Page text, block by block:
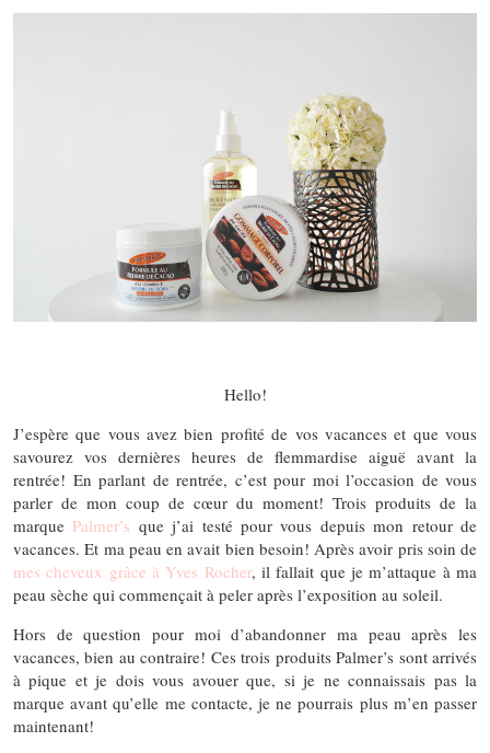
Hello!
J’espère que vous avez bien profité de vos vacances et que vous
savourez vos dernières heures de flemmardise aiguë avant la
rentrée! En parlant de rentrée, c’est pour moi l’occasion de vous
parler de mon coup de cœur du moment! Trois produits de la
marque Palmer’s que j’ai testé pour vous depuis mon retour de
vacances. Et ma peau en avait bien besoin! Après avoir pris soin de
mes cheveux grâce à Yves Rocher, il fallait que je m’attaque à ma
peau sèche qui commençait à peler après l’exposition au soleil.
Hors de question pour moi d’abandonner ma peau après les
vacances, bien au contraire! Ces trois produits Palmer’s sont arrivés
à pique et je dois vous avouer que, si je ne connaissais pas la
marque avant qu’elle me contacte, je ne pourrais plus m’en passer
maintenant!